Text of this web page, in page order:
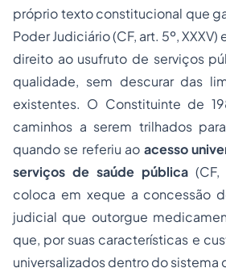
próprio texto constitucional que
Poder Judiciário (CF, art. 5º,
direito ao usufruto de serviços
qualidade, sem descurar das
existentes. O Constituinte de
caminhos a serem trilhados
quando se referiu ao acesso
serviços de saúde pública
coloca em xeque a concessão
judicial que outorgue
que, por suas características e
universalizados dentro do sistema